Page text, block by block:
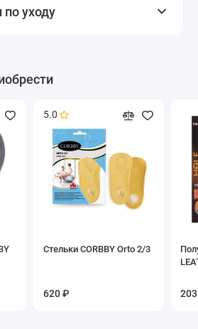
уходу
5.0
Стельки CORBBY Orto 2/3
620 ₽